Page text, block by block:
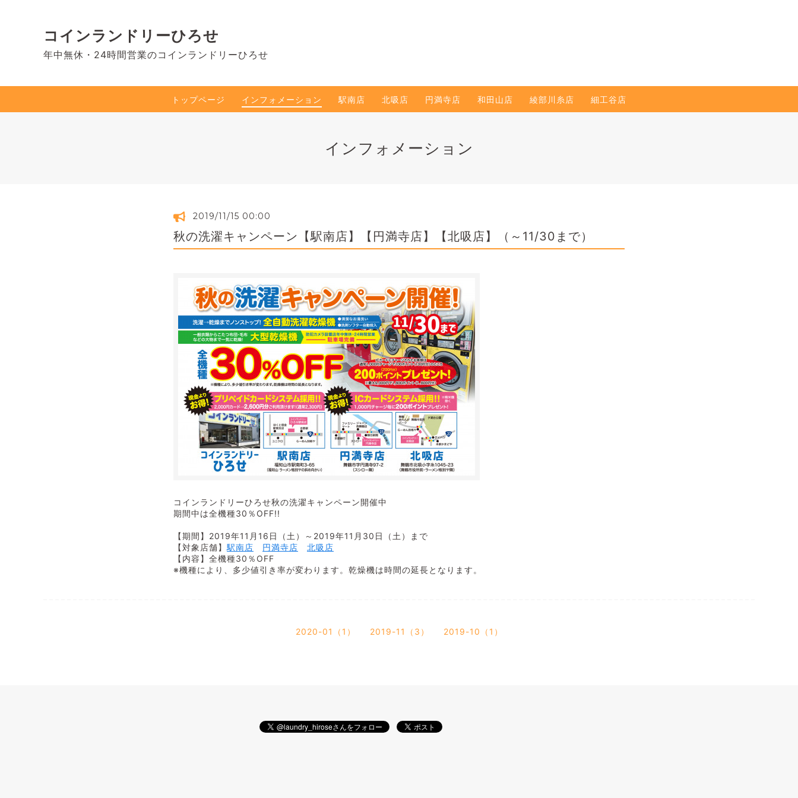
コインランドリーひろせ
年中無休・24時間営業のコインランドリーひろせ
トップページ インフォメーション 駅南店 北吸店 円満寺店 和田山店 綾部川糸店 細工谷店
インフォメーション
2019/11/15 00:00
秋の洗濯キャンペーン【駅南店】【円満寺店】【北吸店】（～11/30まで）
コインランドリーひろせ秋の洗濯キャンペーン開催中
期間中は全機種30％OFF!!
【期間】2019年11月16日（土）～2019年11月30日（土）まで
【対象店舗】 駅南店 円満寺店
北吸店
【内容】全機種30％OFF
※機種により、多少値引き率が変わります。乾燥機は時間の延長となります。
2020-01（1） 2019-11（3） 2019-10（1）